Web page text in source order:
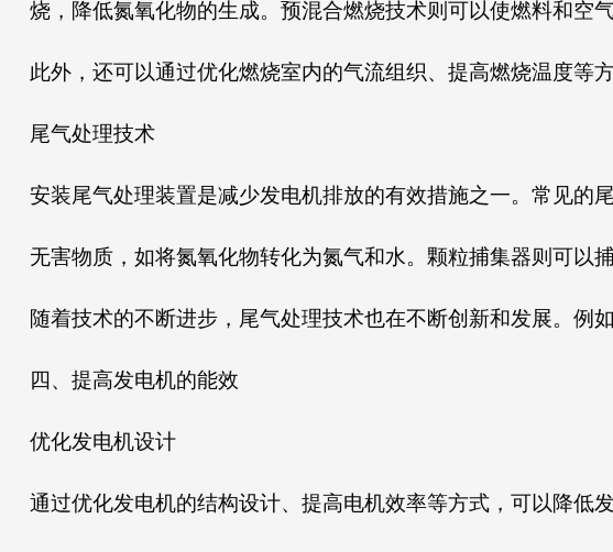
烧，降低氮氧化物的生成。预混合燃烧技术则可以使燃料和空
此外，还可以通过优化燃烧室内的气流组织、提高燃烧温度等
尾气处理技术
安装尾气处理装置是减少发电机排放的有效措施之一。常见的
无害物质，如将氮氧化物转化为氮气和水。颗粒捕集器则可以
随着技术的不断进步，尾气处理技术也在不断创新和发展。例
四、提高发电机的能效
优化发电机设计
通过优化发电机的结构设计、提高电机效率等方式，可以降低